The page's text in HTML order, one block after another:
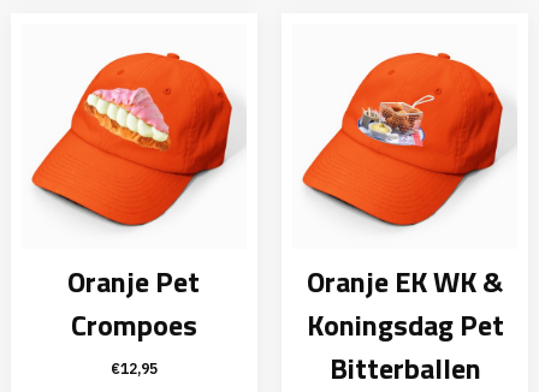
Oranje Pet
Crompoes
€12,95
Oranje EK WK &
Koningsdag Pet
Bitterballen